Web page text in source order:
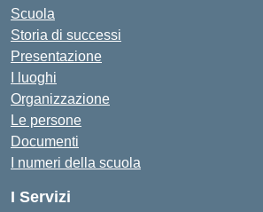
Scuola
Storia di successi
Presentazione
I luoghi
Organizzazione
Le persone
Documenti
I numeri della scuola
I Servizi